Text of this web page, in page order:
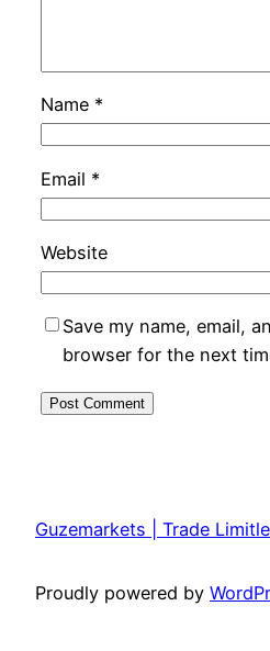
Name *
Email *
Website
Save my name, email,
browser for the next
Guzemarkets | Trade
Proudly powered by